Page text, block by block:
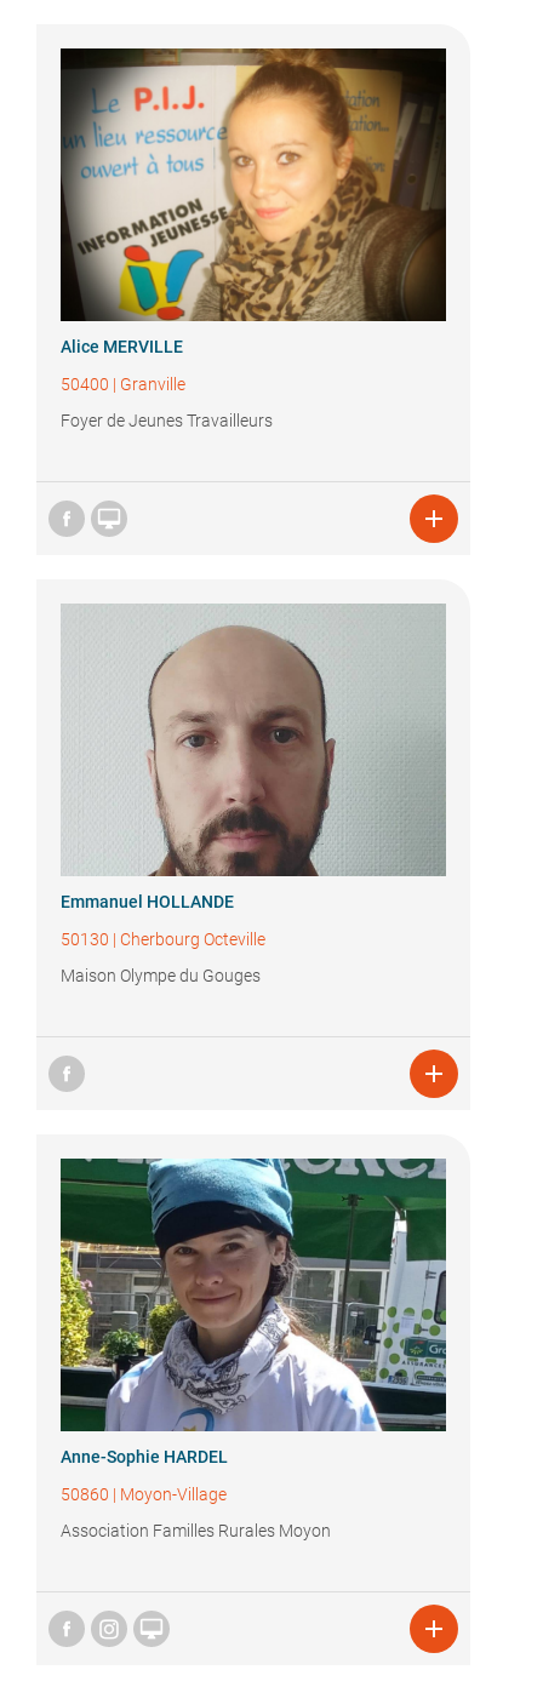
Alice MERVILLE
50400 | Granville
Foyer de Jeunes Travailleurs
 
Emmanuel HOLLANDE
50130 | Cherbourg Octeville
Maison Olympe du Gouges

Anne-Sophie HARDEL
50860 | Moyon-Village
Association Familles Rurales Moyon
 